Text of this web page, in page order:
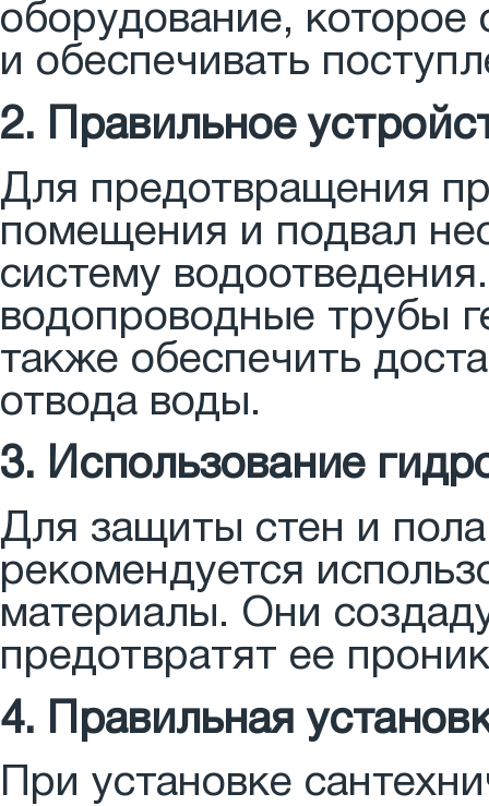
оборудование, которое
и обеспечивать
2. Правильное
Для предотвращения
помещения и подвал
систему
водопроводные трубы
также обеспечить
отвода воды.
3. Использование
Для защиты стен и
рекомендуется
материалы. Они
предотвратят ее
4. Правильная
При установке